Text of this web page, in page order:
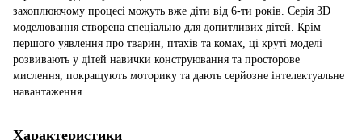
захоплюючому процесі можуть вже діти від 6-ти років. Серія 3D
моделювання створена спеціально для допитливих дітей. Крім
першого уявлення про тварин, птахів та комах, ці круті моделі
розвивають у дітей навички конструювання та просторове
мислення, покращують моторику та дають серйозне інтелектуальне
навантаження.
Характеристики